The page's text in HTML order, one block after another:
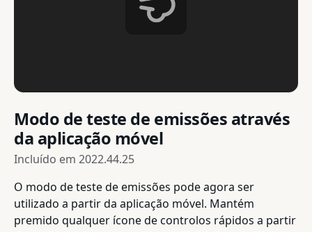
Modo de teste de emissões através
da aplicação móvel
Incluído em 2022.44.25
O modo de teste de emissões pode agora ser
utilizado a partir da aplicação móvel. Mantém
premido qualquer ícone de controlos rápidos a partir